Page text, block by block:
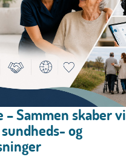
– Sammen skaber vi
og